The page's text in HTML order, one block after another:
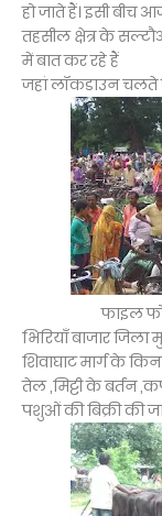
हो जाते हैं। इसी बीच
तहसील क्षेत्र के
में बात कर रहे हैं
जहां लॉकडाउन चलते
फाइल
भिरियाँ बाजार
शिवाघाट मार्ग के
तेल ,मिट्टी के बर्तन
पशुओं की बिक्री की